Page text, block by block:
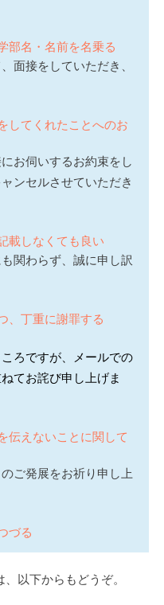
名・名前を名乗る
面接をしていただき、
てくれたことへのお
お伺いするお約束をし
ンセルさせていただき
しなくても良い
関わらず、誠に申し訳
丁重に謝罪する
ろですが、メールでの
てお詫び申し上げま
えないことに関して
ご発展をお祈り申し上
づる
以下からもどうぞ。